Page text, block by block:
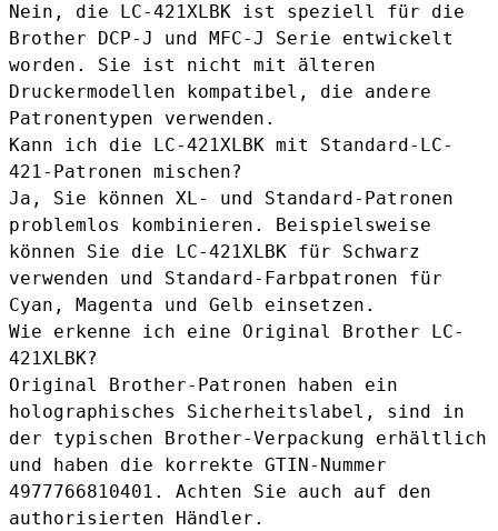
Nein, die LC-421XLBK ist speziell für die
Brother DCP-J und MFC-J Serie entwickelt
worden. Sie ist nicht mit älteren
Druckermodellen kompatibel, die andere
Patronentypen verwenden.
Kann ich die LC-421XLBK mit Standard-LC-
421-Patronen mischen?
Ja, Sie können XL- und Standard-Patronen
problemlos kombinieren. Beispielsweise
können Sie die LC-421XLBK für Schwarz
verwenden und Standard-Farbpatronen für
Cyan, Magenta und Gelb einsetzen.
Wie erkenne ich eine Original Brother LC-
421XLBK?
Original Brother-Patronen haben ein
holographisches Sicherheitslabel, sind in
der typischen Brother-Verpackung erhältlich
und haben die korrekte GTIN-Nummer
4977766810401. Achten Sie auch auf den
authorisierten Händler.